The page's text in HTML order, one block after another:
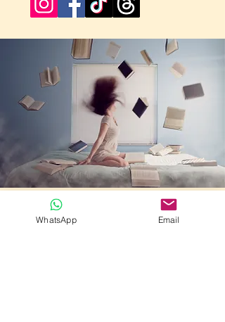
Escríbenos
WhatsApp Email